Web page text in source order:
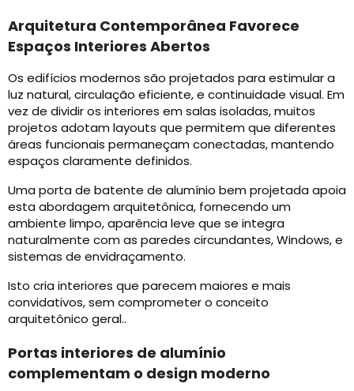
Arquitetura Contemporânea Favorece
Espaços Interiores Abertos
Os edifícios modernos são projetados para estimular a
luz natural, circulação eficiente, e continuidade visual. Em
vez de dividir os interiores em salas isoladas, muitos
projetos adotam layouts que permitem que diferentes
áreas funcionais permaneçam conectadas, mantendo
espaços claramente definidos.
Uma porta de batente de alumínio bem projetada apoia
esta abordagem arquitetônica, fornecendo um
ambiente limpo, aparência leve que se integra
naturalmente com as paredes circundantes, Windows, e
sistemas de envidraçamento.
Isto cria interiores que parecem maiores e mais
convidativos, sem comprometer o conceito
arquitetônico geral..
Portas interiores de alumínio
complementam o design moderno